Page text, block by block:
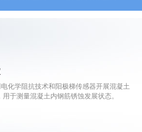
化学阻抗技术和阳极梯传感器开展混凝土
于测量混凝土内钢筋锈蚀发展状态。